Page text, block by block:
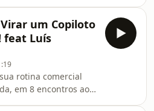
problema pode
👀Talvez o
o cliente. Talvez
episódio
por que algumas
ignoradas enquanto
e
o play.No episódio de
Virar um Copiloto
feat Luís
rotina comercial
em 8 encontros ao